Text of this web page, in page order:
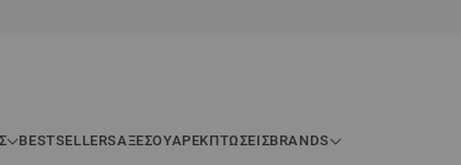
BESTSELLERSΑΞΕΣΟΥΆΡΕΚΠΤΏΣΕΙΣBRANDS